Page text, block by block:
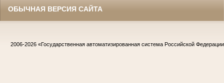
ОБЫЧНАЯ ВЕРСИЯ САЙТА
2006-2026 «Государственная автоматизированная система Российской